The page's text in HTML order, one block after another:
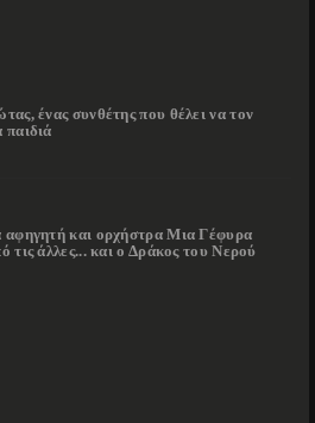
ένας συνθέτης που θέλει να τον
αφηγητή και ορχήστρα Μια Γέφυρα
τις άλλες... και ο Δράκος του Νερού